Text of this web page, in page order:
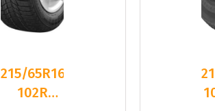
215/65R16
102R